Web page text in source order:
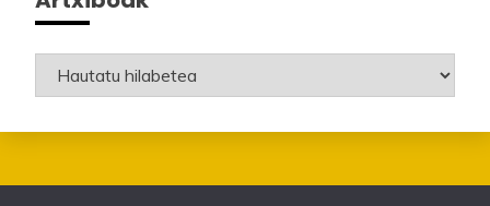
Artxiboak